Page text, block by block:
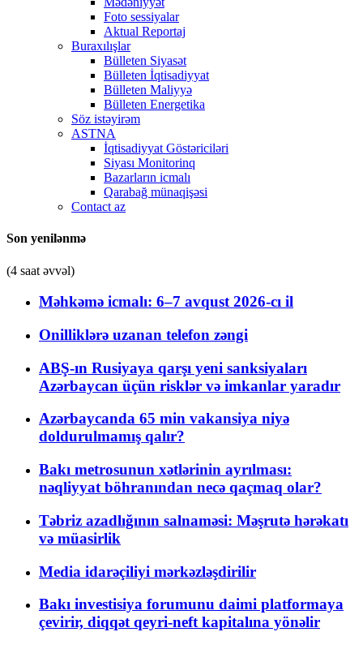
Foto sessiyalar
Aktual Reportaj
Buraxılışlar
Bülleten Siyasət
Bülleten İqtisadiyyat
Bülleten Maliyyə
Bülleten Energetika
Söz istəyirəm
ASTNA
İqtisadiyyat Göstəriciləri
Siyası Monitorinq
Bazarların icmalı
Qarabağ münaqişəsi
Contact az
Son yenilənmə
(4 saat əvvəl)
Məhkəmə icmalı: 6–7 avqust 2026-cı il
Onilliklərə uzanan telefon zəngi
ABŞ-ın Rusiyaya qarşı yeni sanksiyaları
Azərbaycan üçün risklər və imkanlar yaradır
Azərbaycanda 65 min vakansiya niyə
doldurulmamış qalır?
Bakı metrosunun xətlərinin ayrılması:
nəqliyyat böhranından necə qaçmaq olar?
Təbriz azadlığının salnaməsi: Məşrutə hərəkatı
və müasirlik
Media idarəçiliyi mərkəzləşdirilir
Bakı investisiya forumunu daimi platformaya
çevirir, diqqət qeyri-neft kapitalına yönəlir